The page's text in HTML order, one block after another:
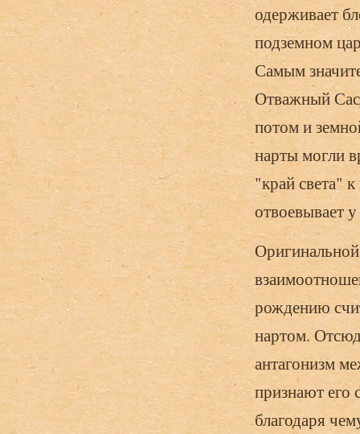
одерживает
подземном
Самым
Отважный
потом и
нарты могли
"край света"
отвоевывает
рождению
нартом.
антагонизм
признают его
благодаря